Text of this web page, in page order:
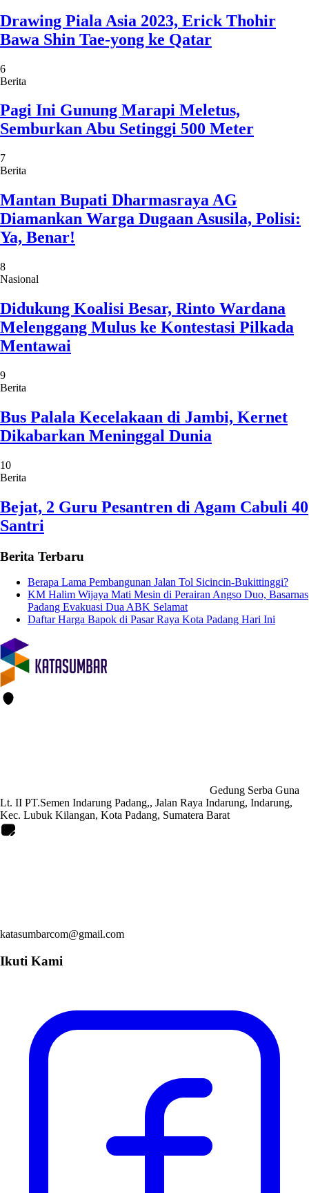
Drawing Piala Asia 2023, Erick Thohir
Bawa Shin Tae-yong ke Qatar
6
Berita
Pagi Ini Gunung Marapi Meletus,
Semburkan Abu Setinggi 500 Meter
7
Berita
Mantan Bupati Dharmasraya AG
Diamankan Warga Dugaan Asusila, Polisi:
Ya, Benar!
8
Nasional
Didukung Koalisi Besar, Rinto Wardana
Melenggang Mulus ke Kontestasi Pilkada
Mentawai
9
Berita
Bus Palala Kecelakaan di Jambi, Kernet
Dikabarkan Meninggal Dunia
10
Berita
Bejat, 2 Guru Pesantren di Agam Cabuli 40
Santri
Berita Terbaru
Berapa Lama Pembangunan Jalan Tol Sicincin-Bukittinggi?
KM Halim Wijaya Mati Mesin di Perairan Angso Duo, Basarnas
Padang Evakuasi Dua ABK Selamat
Daftar Harga Bapok di Pasar Raya Kota Padang Hari Ini
Gedung Serba Guna
Lt. II PT.Semen Indarung Padang,, Jalan Raya Indarung, Indarung,
Kec. Lubuk Kilangan, Kota Padang, Sumatera Barat
katasumbarcom@gmail.com
Ikuti Kami